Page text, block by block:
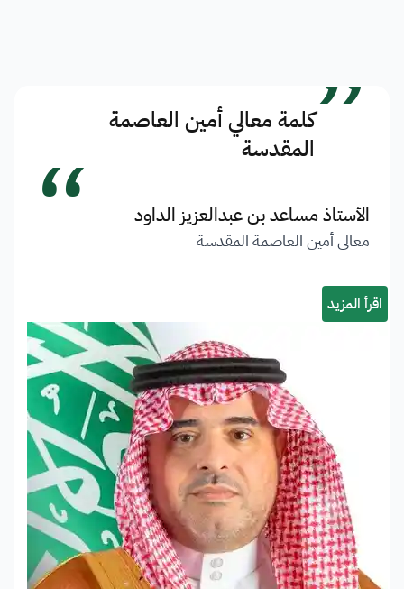
”كلمة معالي أمين العاصمة
المقدسة
الأستاذ مساعد بن عبدالعزيز الداود
معالي أمين العاصمة المقدسة “